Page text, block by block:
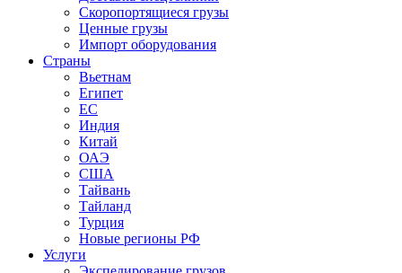
Скоропортящиеся грузы
Ценные грузы
Импорт оборудования
Страны
Вьетнам
Египет
ЕС
Индия
Китай
ОАЭ
США
Тайвань
Тайланд
Турция
Новые регионы РФ
Услуги